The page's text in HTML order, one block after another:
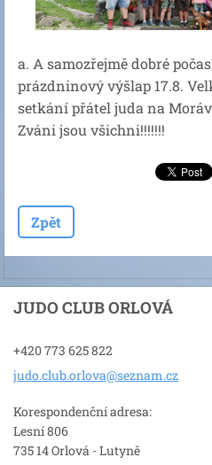
a. A samozřejmě dobré
prázdninový výšlap 17.8.
setkání přátel juda na
Zváni jsou všichni!!!!!!!
Zpět
JUDO CLUB ORLOVÁ
+420 773 625 822
judo.club.orlova@seznam.cz
Korespondenční adresa:
Lesní 806
735 14 Orlová - Lutyně